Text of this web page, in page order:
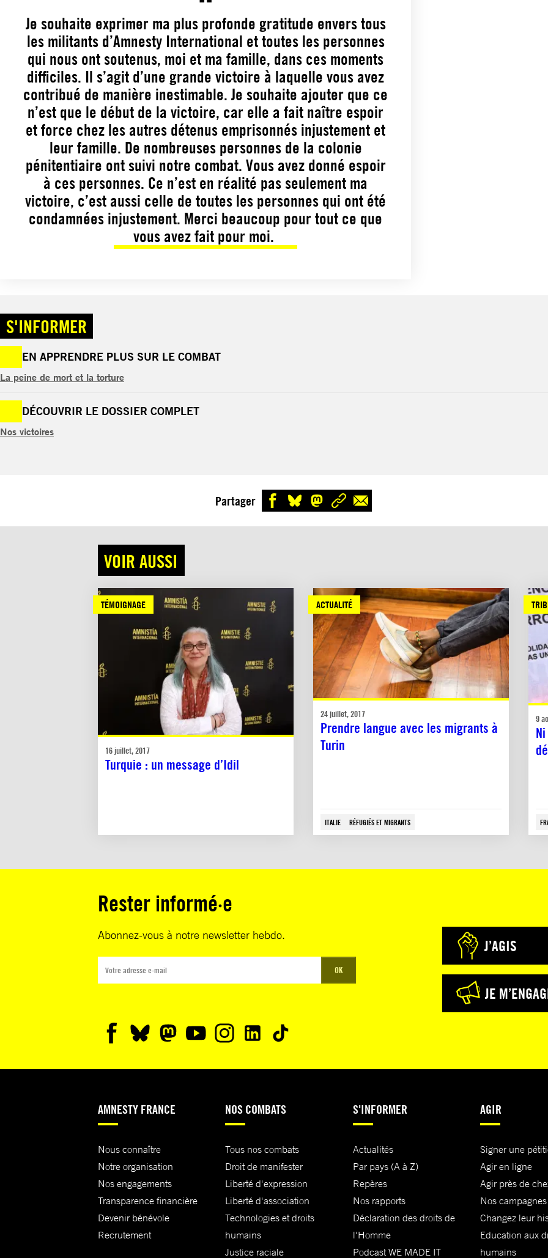
Je souhaite exprimer ma plus profonde gratitude envers tous
les militants d’Amnesty International et toutes les personnes
qui nous ont soutenus, moi et ma famille, dans ces moments
difficiles. Il s’agit d’une grande victoire à laquelle vous avez
contribué de manière inestimable. Je souhaite ajouter que ce
n’est que le début de la victoire, car elle a fait naître espoir
et force chez les autres détenus emprisonnés injustement et
leur famille. De nombreuses personnes de la colonie
pénitentiaire ont suivi notre combat. Vous avez donné espoir
à ces personnes. Ce n’est en réalité pas seulement ma
victoire, c’est aussi celle de toutes les personnes qui ont été
condamnées injustement. Merci beaucoup pour tout ce que
vous avez fait pour moi.
S'INFORMER
EN APPRENDRE PLUS SUR LE COMBAT
La peine de mort et la torture
DÉCOUVRIR LE DOSSIER COMPLET
Nos victoires
Partager
VOIR AUSSI
TÉMOIGNAGE
16 juillet, 2017
Turquie : un message d’Idil
ACTUALITÉ
24 juillet, 2017
Prendre langue avec les migrants à
Turin
ITALIE RÉFUGIÉS ET MIGRANTS
9
Rester informé·e
Abonnez-vous à notre newsletter hebdo.
OK
J’AGIS
JE
AMNESTY FRANCE
Nous connaître
Notre organisation
Nos engagements
Transparence financière
Devenir bénévole
Recrutement
NOS COMBATS
Tous nos combats
Droit de manifester
Liberté d'expression
Liberté d'association
Technologies et droits
humains
Justice raciale
S'INFORMER
Actualités
Par pays (A à Z)
Repères
Nos rapports
Déclaration des droits de
l'Homme
Podcast WE MADE IT
AGIR
Signer une
Agir en ligne
Agir près de
Nos campagnes
Changez leur
Education aux
humains